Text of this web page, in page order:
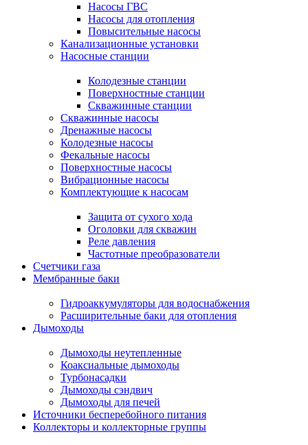
Насосы ГВС
Насосы для отопления
Повысительные насосы
Канализационные установки
Насосные станции
Колодезные станции
Поверхностные станции
Скважинные станции
Скважинные насосы
Дренажные насосы
Колодезные насосы
Фекальные насосы
Поверхностные насосы
Вибрационные насосы
Комплектующие к насосам
Защита от сухого хода
Оголовки для скважин
Реле давления
Частотные преобразователи
Счетчики газа
Мембранные баки
Гидроаккумуляторы для водоснабжения
Расширительные баки для отопления
Дымоходы
Дымоходы неутепленные
Коаксиальные дымоходы
Турбонасадки
Дымоходы сэндвич
Дымоходы для печей
Источники бесперебойного питания
Коллекторы и коллекторные группы